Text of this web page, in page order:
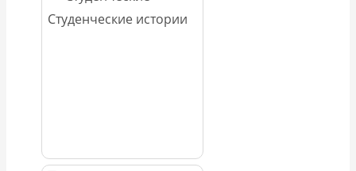
Студенческие истории